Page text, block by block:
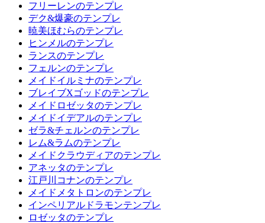
フリーレンのテンプレ
デク&爆豪のテンプレ
暁美ほむらのテンプレ
ヒンメルのテンプレ
ランスのテンプレ
フェルンのテンプレ
メイドイルミナのテンプレ
ブレイブXゴッドのテンプレ
メイドロゼッタのテンプレ
メイドイデアルのテンプレ
ゼラ&チェルンのテンプレ
レム&ラムのテンプレ
メイドクラウディアのテンプレ
アネッタのテンプレ
江戸川コナンのテンプレ
メイドメタトロンのテンプレ
インペリアルドラモンテンプレ
ロゼッタのテンプレ